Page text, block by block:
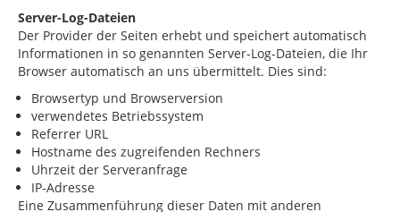
Server-Log-Dateien
Der Provider der Seiten erhebt und speichert automatisch
Informationen in so genannten Server-Log-Dateien, die Ihr
Browser automatisch an uns übermittelt. Dies sind:
Browsertyp und Browserversion
verwendetes Betriebssystem
Referrer URL
Hostname des zugreifenden Rechners
Uhrzeit der Serveranfrage
IP-Adresse
Eine Zusammenführung dieser Daten mit anderen